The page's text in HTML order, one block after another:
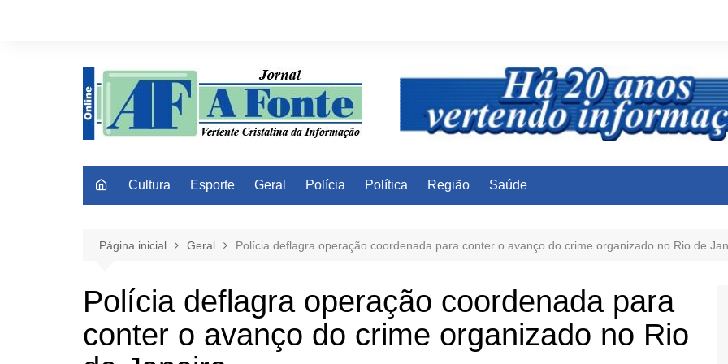
Cultura Esporte Geral Polícia Política Região Saúde
Página inicial Geral Polícia deflagra operação coordenada para conter o avanço do crime organizado no Rio de
Polícia deflagra operação coordenada para
conter o avanço do crime organizado no Rio